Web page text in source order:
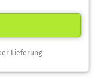
Lieferung